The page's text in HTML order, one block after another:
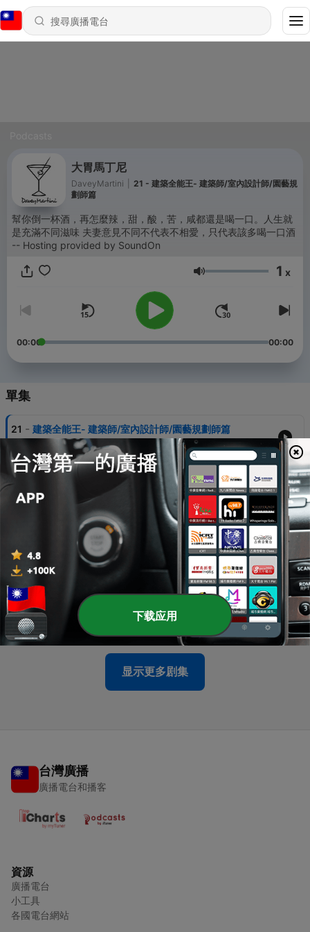
大胃馬丁尼
DaveyMartini
21 - 建築全能王- 建築師/室內設計師/園藝規
劃師篇
幫你倒一杯酒，再怎麼辣，甜，酸，苦，咸都還是喝一口。人生就
是充滿不同滋味 夫妻意見不同不代表不相愛，只代表該多喝一口酒
-- Hosting provided by SoundOn
音量 1 x
00:00 00:00
單集
21 - 建築全能王- 建築師/室內設計師/園藝規劃師篇
31 Aug 2023
20 - Story Time- 大衛叔叔說故事
17 Aug 2023
打破社交恐懼!
18 - 來一集都市傳說終結者!
20 Jul 2023
- 裝潢裝出心得
06 Jul 2023
显示更多剧集
台灣廣播
廣播電台和播客
資源
廣播電台
小工具
各國電台網站
下载应用